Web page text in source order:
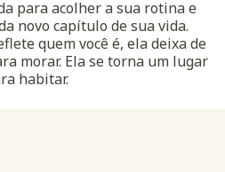
para acolher a sua rotina e
novo capítulo de sua vida.
quem você é, ela deixa de
morar. Ela se torna um lugar
habitar.